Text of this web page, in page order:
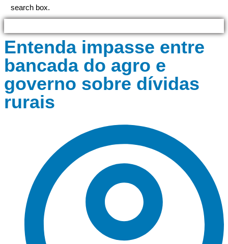
search box.
Entenda impasse entre
bancada do agro e
governo sobre dívidas
rurais